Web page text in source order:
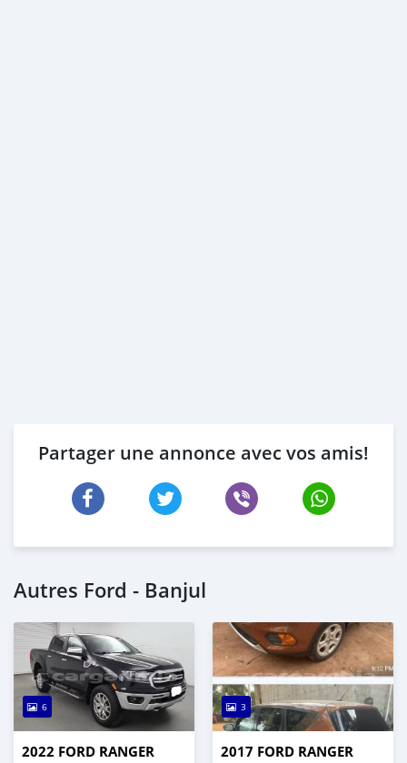
Partager une annonce avec vos amis!
Autres Ford - Banjul
6
2022 FORD RANGER
3
2017 FORD RANGER